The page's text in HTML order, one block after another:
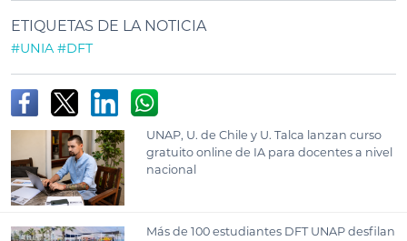
ETIQUETAS DE LA NOTICIA
#UNIA #DFT
UNAP, U. de Chile y U. Talca lanzan curso
gratuito online de IA para docentes a nivel
nacional
Más de 100 estudiantes DFT UNAP desfilan